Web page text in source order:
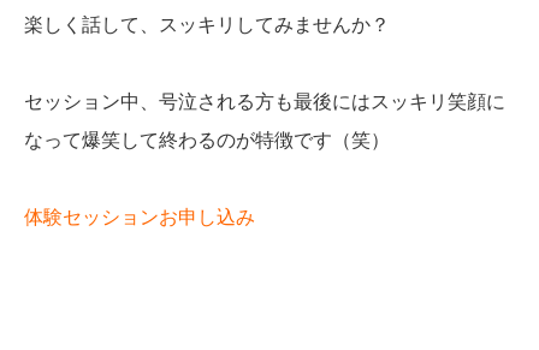
楽しく話して、スッキリしてみませんか？
セッション中、号泣される方も最後にはスッキリ笑顔に
なって爆笑して終わるのが特徴です（笑）
体験セッションお申し込み